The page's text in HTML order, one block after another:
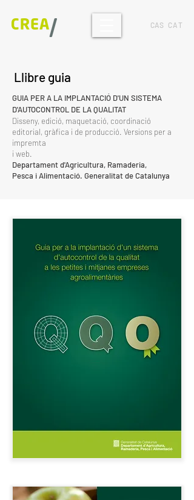
CAS CAT
Llibre guia
GUIA PER A LA IMPLANTACIÓ D'UN SISTEMA
D'AUTOCONTROL DE LA QUALITAT
Disseny, edició, maquetació, coordinació
editorial, gràfica i de producció. Versions per a
impremta
i web.
Departament d'Agricultura, Ramaderia,
Pesca i Alimentació. Generalitat de Catalunya